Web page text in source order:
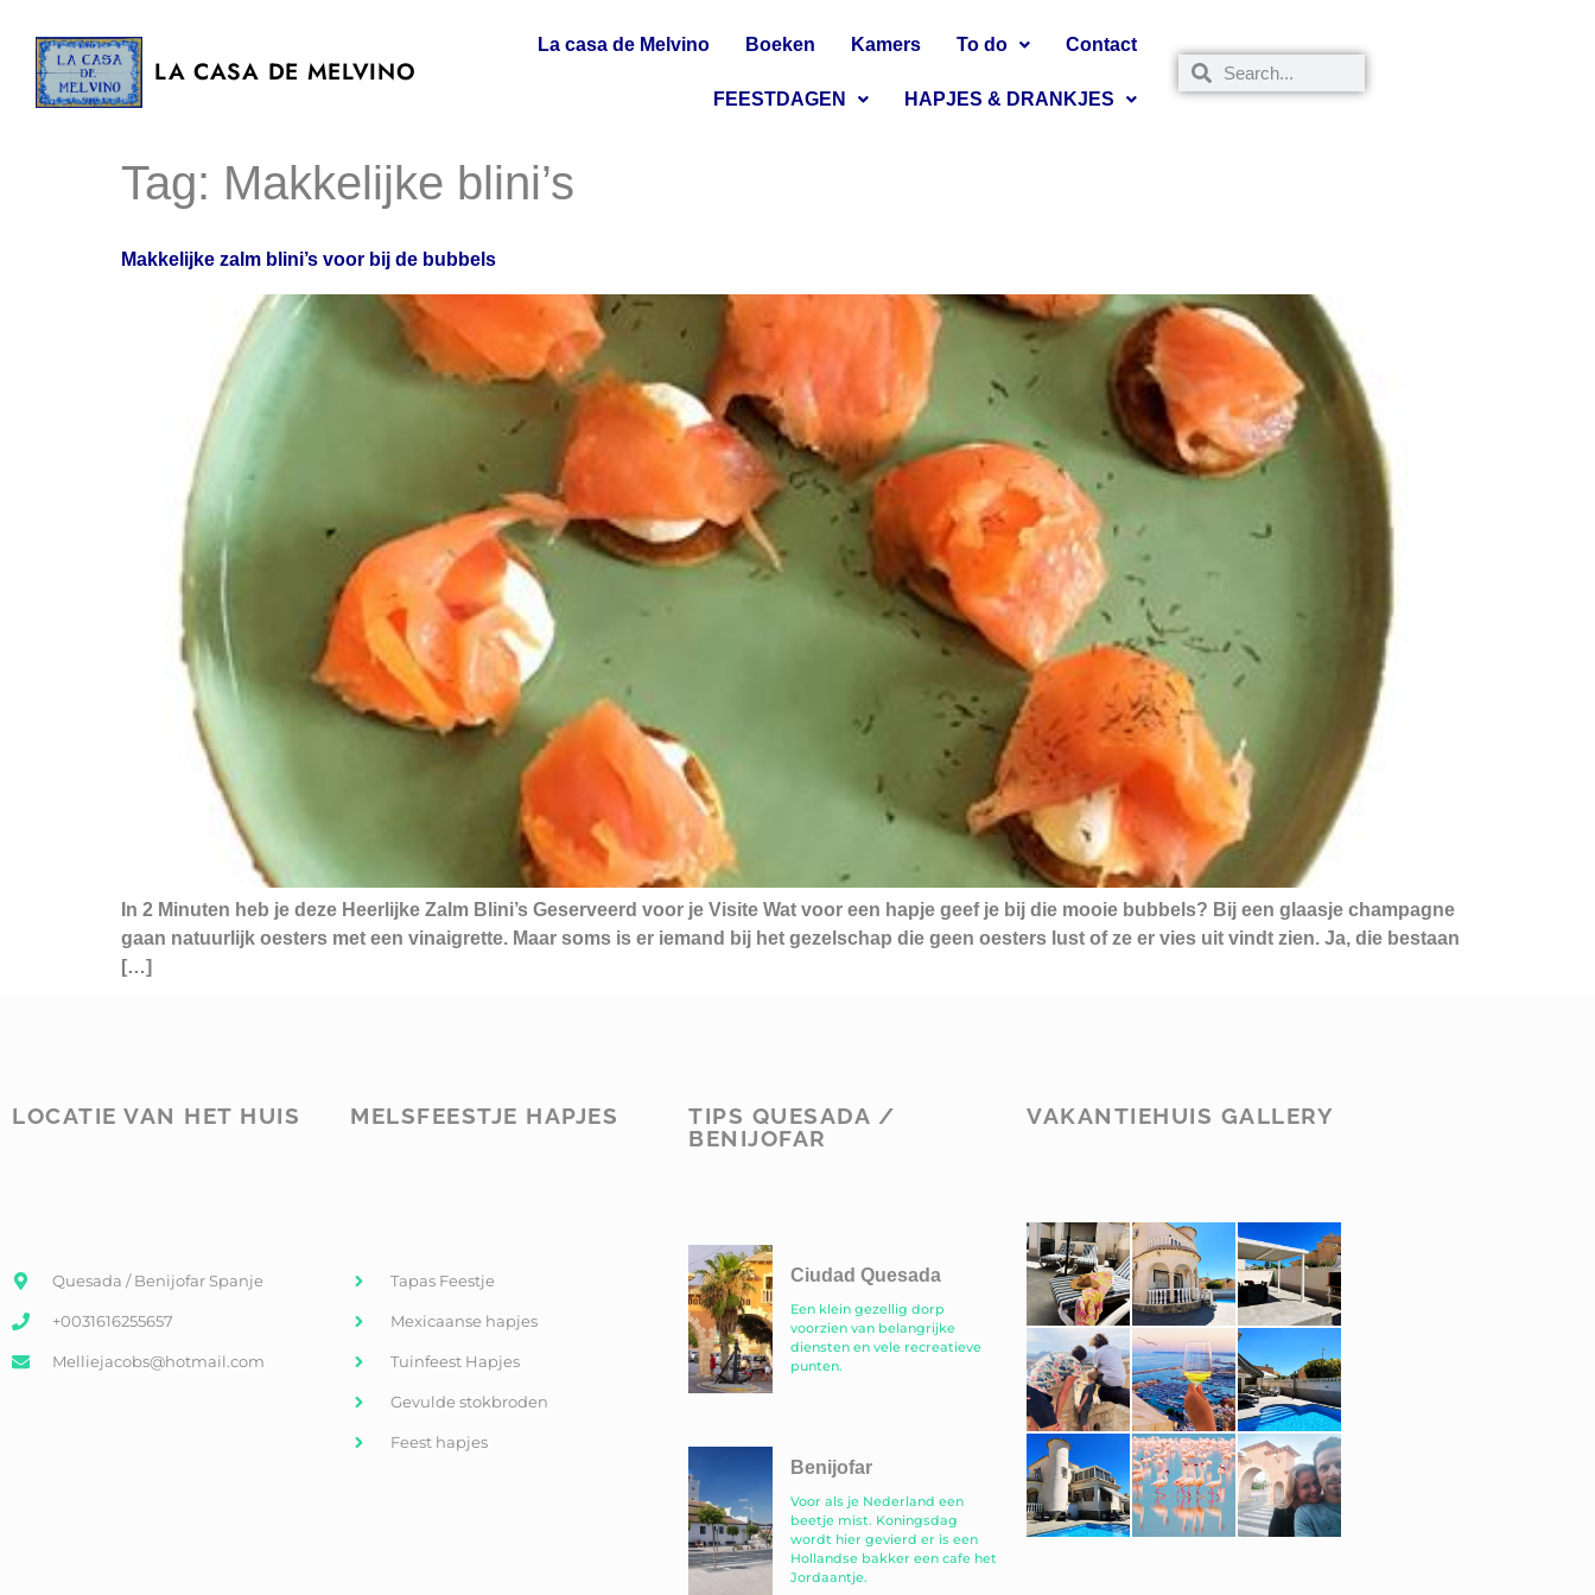
LA CASA DE MELVINO
La casa de Melvino Boeken Kamers To do Contact
FEESTDAGEN HAPJES & DRANKJES
Tag: Makkelijke blini’s
Makkelijke zalm blini’s voor bij de bubbels
In 2 Minuten heb je deze Heerlijke Zalm Blini’s Geserveerd voor je Visite Wat voor een hapje geef je bij die mooie bubbels? Bij een glaasje champagne
gaan natuurlijk oesters met een vinaigrette. Maar soms is er iemand bij het gezelschap die geen oesters lust of ze er vies uit vindt zien. Ja, die bestaan
[…]
LOCATIE VAN HET HUIS
Quesada / Benijofar Spanje
+0031616255657
Melliejacobs@hotmail.com
MELSFEESTJE HAPJES
Tapas Feestje
Mexicaanse hapjes
Tuinfeest Hapjes
Gevulde stokbroden
Feest hapjes
TIPS QUESADA /
BENIJOFAR
Ciudad Quesada
Een klein gezellig dorp
voorzien van belangrijke
diensten en vele recreatieve
punten.
Benijofar
Voor als je Nederland een
beetje mist. Koningsdag
wordt hier gevierd er is een
Hollandse bakker een cafe het
Jordaantje.
VAKANTIEHUIS GALLERY